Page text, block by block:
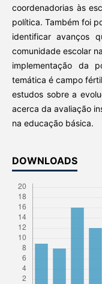
coordenadorias às
política. Também foi
identificar avanços
comunidade escolar na
implementação da
temática é campo
estudos sobre a
acerca da avaliação
na educação básica.
DOWNLOADS